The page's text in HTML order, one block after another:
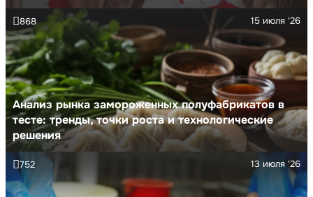
Анализ рынка замороженных полуфабрикатов в
тесте: тренды, точки роста и технологические
решения
15 июля '26
868
13 июля '26
752